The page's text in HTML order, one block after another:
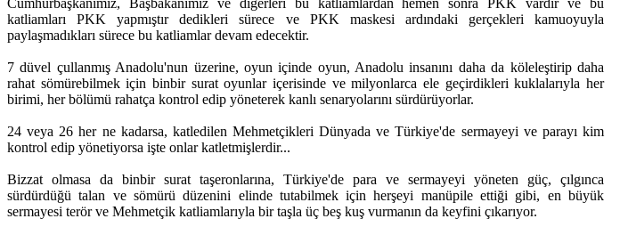
Cumhurbaşkanımız, Başbakanımız ve diğerleri bu katliamlardan hemen sonra PKK vardır ve bu
katliamları PKK yapmıştır dedikleri sürece ve PKK maskesi ardındaki gerçekleri kamuoyuyla
paylaşmadıkları sürece bu katliamlar devam edecektir.
7 düvel çullanmış Anadolu'nun üzerine, oyun içinde oyun, Anadolu insanını daha da köleleştirip daha
rahat sömürebilmek için binbir surat oyunlar içerisinde ve milyonlarca ele geçirdikleri kuklalarıyla her
birimi, her bölümü rahatça kontrol edip yöneterek kanlı senaryolarını sürdürüyorlar.
24 veya 26 her ne kadarsa, katledilen Mehmetçikleri Dünyada ve Türkiye'de sermayeyi ve parayı kim
kontrol edip yönetiyorsa işte onlar katletmişlerdir...
Bizzat olmasa da binbir surat taşeronlarına, Türkiye'de para ve sermayeyi yöneten güç, çılgınca
sürdürdüğü talan ve sömürü düzenini elinde tutabilmek için herşeyi manüpile ettiği gibi, en büyük
sermayesi terör ve Mehmetçik katliamlarıyla bir taşla üç beş kuş vurmanın da keyfini çıkarıyor.